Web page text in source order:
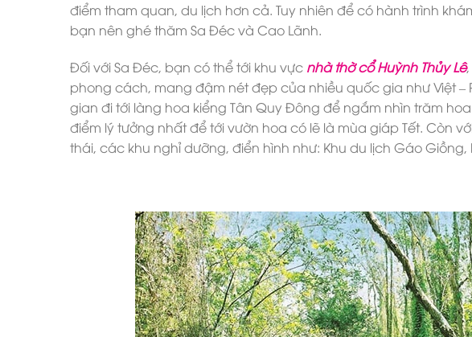
điểm tham quan, du lịch hơn cả. Tuy nhiên để có hành trình
bạn nên ghé thăm Sa Đéc và Cao Lãnh.
Đối với Sa Đéc, bạn có thể tới khu vực nhà thờ cổ Huỳnh Thủy Lê
phong cách, mang đậm nét đẹp của nhiều quốc gia như Việt
gian đi tới làng hoa kiểng Tân Quy Đông để ngắm nhìn trăm
điểm lý tưởng nhất để tới vườn hoa có lẽ là mùa giáp Tết. Còn
thái, các khu nghỉ dưỡng, điển hình như: Khu du lịch Gáo